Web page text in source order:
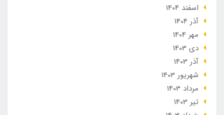
اسفند 1404
آذر 1404
مهر 1404
دی 1403
آذر 1403
شهریور 1403
مرداد 1403
تير 1403